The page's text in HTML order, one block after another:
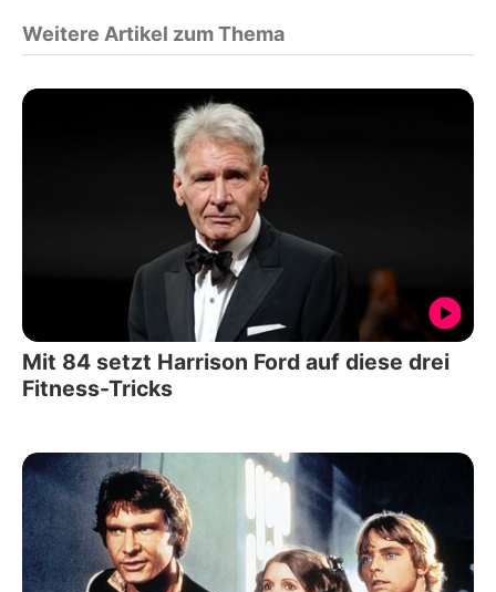
Weitere Artikel zum Thema
Mit 84 setzt Harrison Ford auf diese drei
Fitness-Tricks